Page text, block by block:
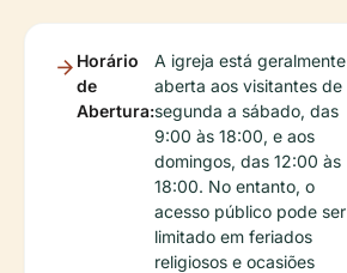
Horário
de
Abertura:
A igreja está geralmente
aberta aos visitantes de
segunda a sábado, das
9:00 às 18:00, e aos
domingos, das 12:00 às
18:00. No entanto, o
acesso público pode ser
limitado em feriados
religiosos e ocasiões